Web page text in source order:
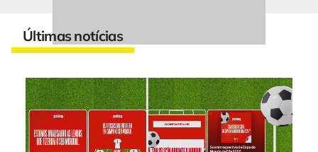
Últimas notícias